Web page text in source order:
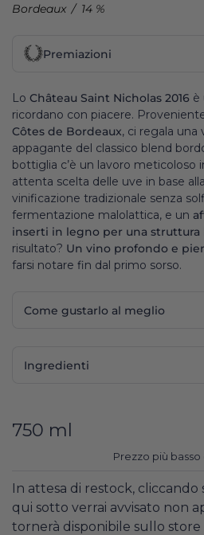
Bordeaux
14 %
Premiazioni
Lo Château Saint Nicholas 2016 è
ricordano con piacere.
Côtes de Bordeaux, ci regala una
appagante del classico blend
bottiglia c’è un lavoro meticoloso
attenta scelta delle uve in base
vinificazione tradizionale senza
fermentazione malolattica, e un
inserti in legno per una struttura
risultato? Un vino profondo e
farsi notare fin dal primo sorso.
Come gustarlo al meglio
Ingredienti
750 ml
Prezzo più
In attesa di restock,
qui sotto verrai avvisato non
tornerà disponibile sullo store